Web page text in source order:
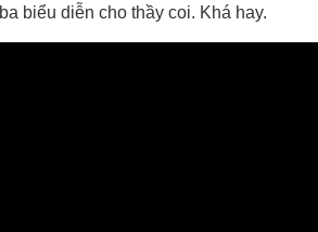
biểu diễn cho thầy coi. Khá hay.